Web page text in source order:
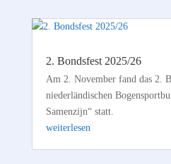
2. Bondsfest 2025/26
Am 2. November fand das 2.
niederländischen
Samenzijn“ statt.
weiterlesen